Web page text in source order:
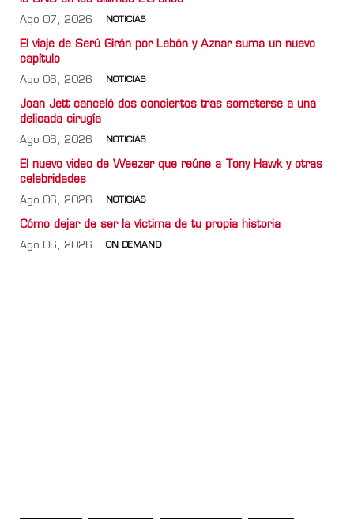
Ago 07, 2026 NOTICIAS
El viaje de Serú Girán por Lebón y Aznar suma un nuevo
capítulo
Ago 06, 2026 NOTICIAS
Joan Jett canceló dos conciertos tras someterse a una
delicada cirugía
Ago 06, 2026 NOTICIAS
El nuevo video de Weezer que reúne a Tony Hawk y otras
celebridades
Ago 06, 2026 NOTICIAS
Cómo dejar de ser la víctima de tu propia historia
Ago 06, 2026 ON DEMAND